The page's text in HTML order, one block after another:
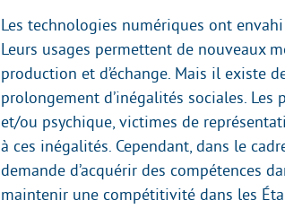
Les technologies numériques ont
Leurs usages permettent de nouveaux
production et d’échange. Mais il existe
prolongement d’inégalités sociales.
et/ou psychique, victimes de
à ces inégalités. Cependant, dans le
demande d’acquérir des compétences
maintenir une compétitivité dans les